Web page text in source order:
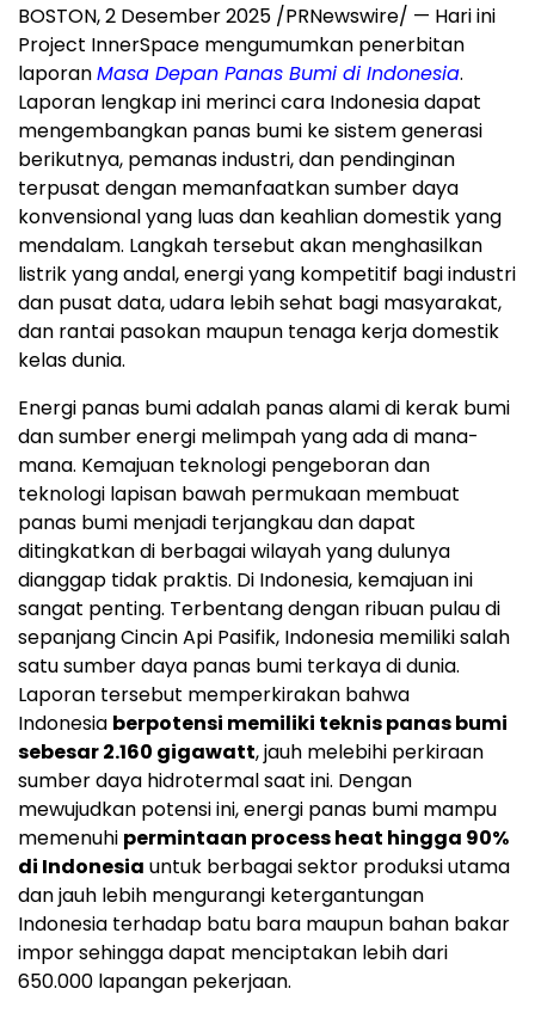
BOSTON,2 Desember 2025 /PRNewswire/ — Hari ini
Project InnerSpace mengumumkan penerbitan
laporanMasa Depan Panas Bumi di Indonesia.
Laporan lengkap ini merinci cara Indonesiadapat
mengembangkan panas bumi ke sistem generasi
berikutnya, pemanas industri, dan pendinginan
terpusat dengan memanfaatkan sumber daya
konvensional yang luas dan keahlian domestik yang
mendalam. Langkah tersebut akan menghasilkan
listrik yang andal, energi yang kompetitif bagi industri
dan pusat data, udara lebih sehat bagi masyarakat,
dan rantai pasokan maupun tenaga kerja domestik
kelas dunia.
Energi panas bumi adalah panas alami di kerak bumi
dan sumber energi melimpah yang ada di mana-
mana. Kemajuan teknologi pengeboran dan
teknologi lapisan bawah permukaan membuat
panas bumi menjadi terjangkau dan dapat
ditingkatkan di berbagai wilayah yang dulunya
dianggap tidak praktis. Di Indonesia, kemajuan ini
sangat penting. Terbentang dengan ribuan pulau di
sepanjang Cincin Api Pasifik, Indonesia memiliki salah
satu sumber daya panas bumi terkaya di dunia.
Laporan tersebut memperkirakan bahwa
Indonesia berpotensi memiliki teknis panas bumi
sebesar 2.160 gigawatt, jauh melebihi perkiraan
sumber daya hidrotermal saat ini. Dengan
mewujudkan potensi ini, energi panas bumi mampu
memenuhi permintaan process heat hingga 90%
di Indonesia untuk berbagai sektor produksi utama
dan jauh lebih mengurangi ketergantungan
Indonesia terhadap batu bara maupun bahan bakar
impor sehingga dapat menciptakan lebih dari
650.000 lapangan pekerjaan.